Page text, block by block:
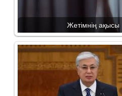
Жетімнің ақысы